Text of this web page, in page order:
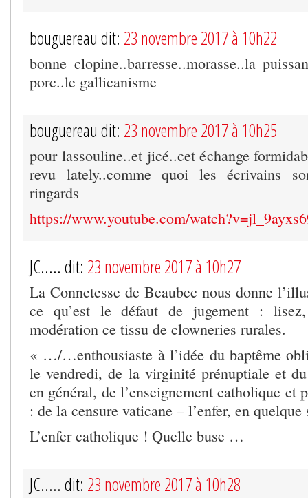
bouguereau dit: 23 novembre 2017 à 10h22
bonne clopine..barresse..morasse..la
porc..le gallicanisme
bouguereau dit: 23 novembre 2017 à 10h25
pour lassouline..et jicé..cet échange
revu lately..comme quoi les écrivains
ringards
https://www.youtube.com/
JC..... dit: 23 novembre 2017 à 10h27
La Connetesse de Beaubec nous donne
ce qu’est le défaut de jugement :
modération ce tissu de clowneries rurales.
« …/…enthousiaste à l’idée du baptême
le vendredi, de la virginité prénuptiale et
en général, de l’enseignement catholique et
: de la censure vaticane – l’enfer, en
L’enfer catholique ! Quelle buse …
JC..... dit: 23 novembre 2017 à 10h28